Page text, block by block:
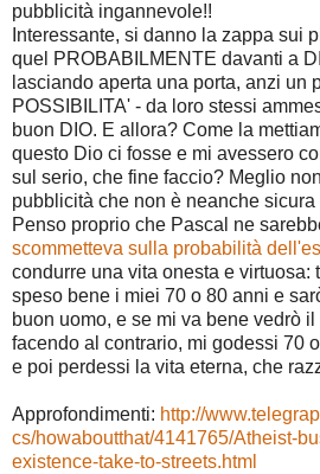
pubblicità ingannevole!!
Interessante, si danno la zappa sui
quel PROBABILMENTE davanti a
lasciando aperta una porta, anzi un
POSSIBILITA' - da loro stessi
buon DIO. E allora? Come la
questo Dio ci fosse e mi avessero
sul serio, che fine faccio? Meglio
pubblicità che non è neanche
Penso proprio che Pascal ne
scommetteva sulla probabilità
condurre una vita onesta e virtuosa:
speso bene i miei 70 o 80 anni e
buon uomo, e se mi va bene vedrò
facendo al contrario, mi godessi 70
e poi perdessi la vita eterna, che
Approfondimenti: http://
cs/howaboutthat/4141765/Atheist-
existence-take-to-streets.html